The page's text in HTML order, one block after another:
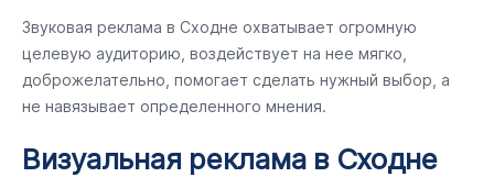
Звуковая реклама в Сходне охватывает огромную
целевую аудиторию, воздействует на нее мягко,
доброжелательно, помогает сделать нужный выбор, а
не навязывает определенного мнения.
Визуальная реклама в Сходне